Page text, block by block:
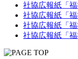
社協広報紙「
社協広報紙「
社協広報紙「
社協広報紙「